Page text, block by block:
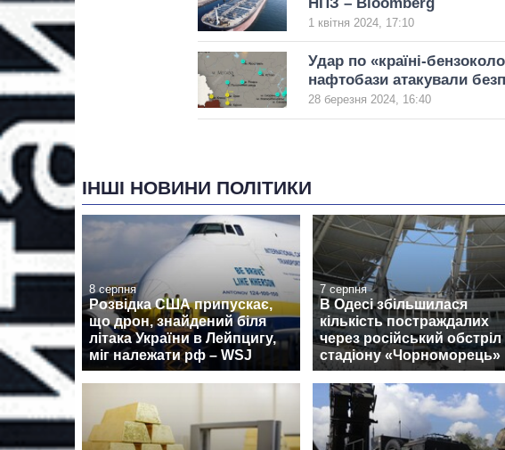
1 квітня 2024, 17:10
Удар по «країні-
нафтобази атакували
28 березня 2024, 16:40
ІНШІ НОВИНИ ПОЛІТИКИ
8 серпня
Розвідка США припускає,
що дрон, знайдений біля
літака України в Лейпцигу,
міг належати рф – WSJ
7 серпня
В Одесі збільшилася
кількість постраждалих
через російський обстріл
стадіону «Чорноморець»